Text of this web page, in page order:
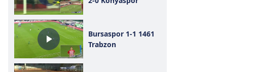
Bursaspor 1-1 1461
Trabzon